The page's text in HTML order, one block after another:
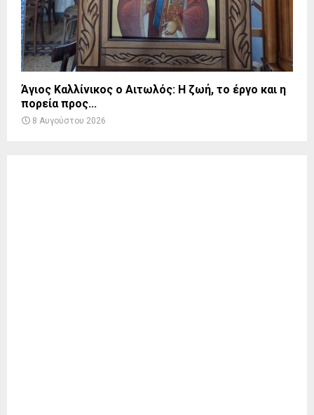
Άγιος Καλλίνικος ο Αιτωλός: Η ζωή, το έργο και η
πορεία προς...
8 Αυγούστου 2026